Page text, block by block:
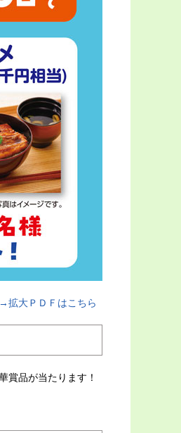
→拡大ＰＤＦはこちら
賞品が当たります！